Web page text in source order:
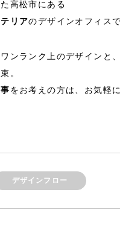
高松市にある
リアのデザインオフィスで
ンランク上のデザインと、
。
をお考えの方は、お気軽
デザインフロー